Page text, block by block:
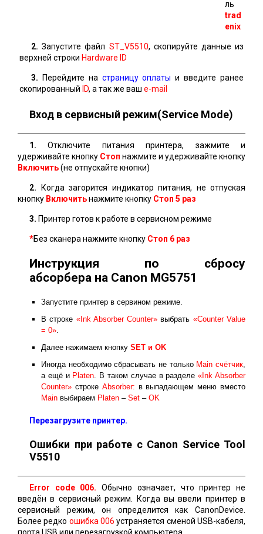
ль
trad
enix
2. Запустите файл ST_V5510, скопируйте данные из
верхней строки Hardware ID
3. Перейдите на страницу оплаты и введите ранее
скопированный ID, а так же ваш e-mail
Вход в сервисный режим(Service Mode)
1. Отключите питания принтера, зажмите и
удерживайте кнопку Стоп нажмите и удерживайте кнопку
Включить(не отпускайте кнопки)
2. Когда загорится индикатор питания, не отпуская
кнопку Включитьнажмите кнопку Стоп 5 раз
3. Принтер готов к работе в сервисном режиме
*Без сканера нажмите кнопку Стоп 6 раз
Инструкция по сбросу
абсорбера на Canon MG5751
Запустите принтер в сервином режиме.
В строке «Ink Absorber Counter» выбрать «Counter Value
= 0».
Далее нажимаем кнопку SET и ОK
Иногда необходимо сбрасывать не только Main счётчик,
а ещё и Platen. В таком случае в разделе«Ink Absorber
Counter» строке Absorber: в выпадающем меню вместо
Main выбираем Platen – Set – OK
Перезагрузите принтер.
Ошибки при работе с Canon Service Tool
V5510
Error code 006. Обычно означает, что принтер не
введён в сервисный режим. Когда вы ввели принтер в
сервисный режим, он определится как CanonDevice.
Более редко ошибка 006 устраняется сменой USB-кабеля,